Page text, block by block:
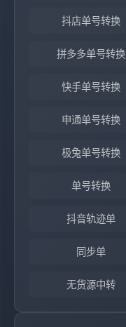
抖店单号转换
拼多多单号转换
快手单号转换
申通单号转换
极兔单号转换
单号转换
抖音轨迹单
同步单
无货源中转